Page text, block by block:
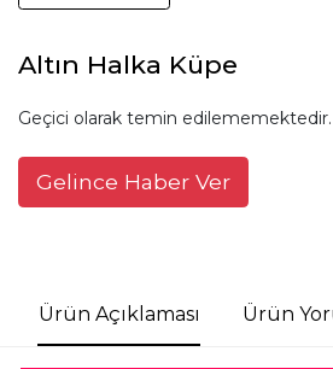
Altın Halka Küpe
Geçici olarak temin
Gelince Haber Ver
Ürün Açıklaması Ürün